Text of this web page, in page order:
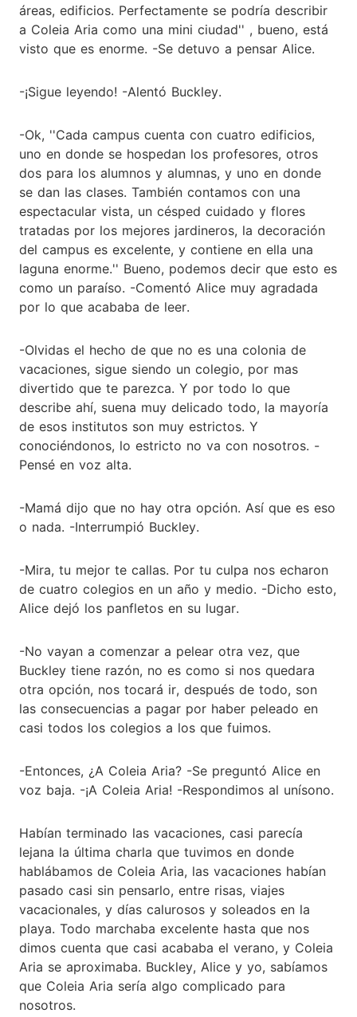
áreas, edificios. Perfectamente se podría describir
a Coleia Aria como una mini ciudad'' , bueno, está
visto que es enorme. -Se detuvo a pensar Alice.
-¡Sigue leyendo! -Alentó Buckley.
-Ok, ''Cada campus cuenta con cuatro edificios,
uno en donde se hospedan los profesores, otros
dos para los alumnos y alumnas, y uno en donde
se dan las clases. También contamos con una
espectacular vista, un césped cuidado y flores
tratadas por los mejores jardineros, la decoración
del campus es excelente, y contiene en ella una
laguna enorme.'' Bueno, podemos decir que esto es
como un paraíso. -Comentó Alice muy agradada
por lo que acababa de leer.
-Olvidas el hecho de que no es una colonia de
vacaciones, sigue siendo un colegio, por mas
divertido que te parezca. Y por todo lo que
describe ahí, suena muy delicado todo, la mayoría
de esos institutos son muy estrictos. Y
conociéndonos, lo estricto no va con nosotros. -
Pensé en voz alta.
-Mamá dijo que no hay otra opción. Así que es eso
o nada. -Interrumpió Buckley.
-Mira, tu mejor te callas. Por tu culpa nos echaron
de cuatro colegios en un año y medio. -Dicho esto,
Alice dejó los panfletos en su lugar.
-No vayan a comenzar a pelear otra vez, que
Buckley tiene razón, no es como si nos quedara
otra opción, nos tocará ir, después de todo, son
las consecuencias a pagar por haber peleado en
casi todos los colegios a los que fuimos.
-Entonces, ¿A Coleia Aria? -Se preguntó Alice en
voz baja. -¡A Coleia Aria! -Respondimos al unísono.
Habían terminado las vacaciones, casi parecía
lejana la última charla que tuvimos en donde
hablábamos de Coleia Aria, las vacaciones habían
pasado casi sin pensarlo, entre risas, viajes
vacacionales, y días calurosos y soleados en la
playa. Todo marchaba excelente hasta que nos
dimos cuenta que casi acababa el verano, y Coleia
Aria se aproximaba. Buckley, Alice y yo, sabíamos
que Coleia Aria sería algo complicado para
nosotros.